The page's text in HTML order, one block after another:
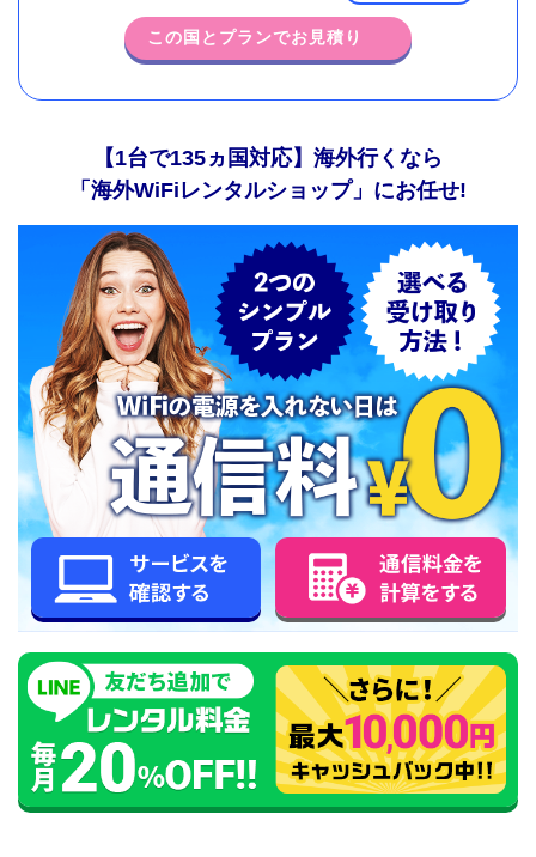
この国とプランでお見積り
【1台で135ヵ国対応】海外行くなら
「海外WiFiレンタルショップ」にお任せ!